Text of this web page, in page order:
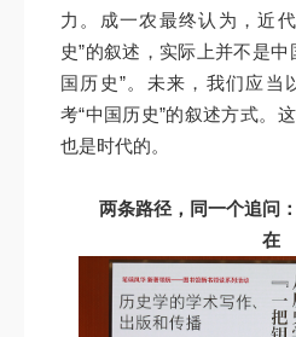
力。成一农最终认为，近
史”的叙述，实际上并不是
国历史”。未来，我们应当
考“中国历史”的叙述方式。
也是时代的。
两条路径，同一个追问
在